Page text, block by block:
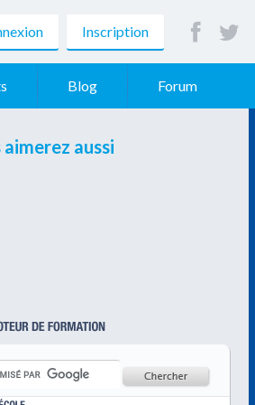
Inscription
Blog Forum
aimerez aussi